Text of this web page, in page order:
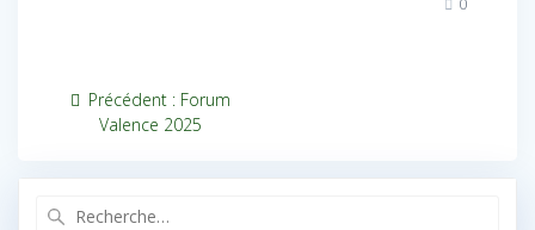
Navigation
Précédent : Article
précédent
Forum
Valence 2025